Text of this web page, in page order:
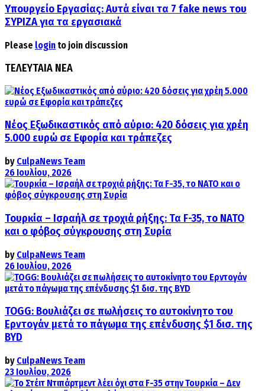
Υπουργείο Εργασίας: Αυτά είναι τα 7 fake news του
ΣΥΡΙΖΑ για τα εργασιακά
Please login to join discussion
ΤΕΛΕΥΤΑΙΑ ΝΕΑ
Νέος Εξωδικαστικός από αύριο: 420 δόσεις για χρέη
5.000 ευρώ σε Εφορία και τράπεζες
by CulpaNews Team
26 Ιουλίου, 2026
Τουρκία – Ισραήλ σε τροχιά ρήξης: Τα F-35, το ΝΑΤΟ
και ο φόβος σύγκρουσης στη Συρία
by CulpaNews Team
26 Ιουλίου, 2026
TOGG: Βουλιάζει σε πωλήσεις το αυτοκίνητο του
Ερντογάν μετά το πάγωμα της επένδυσης $1 δισ. της
BYD
by CulpaNews Team
23 Ιουλίου, 2026